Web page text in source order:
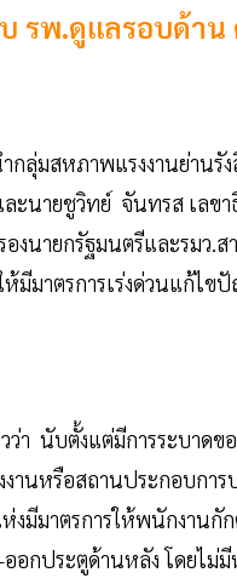
รพ.ดูแลรอบด้าน
ลุ่มสหภาพแรงงานย่านรัง
ะนายชูวิทย์ จันทรส เลข
งนายกรัฐมนตรีและรมว.
มีมาตรการเร่งด่วนแก้ไข
า นับตั้งแต่มีการระบาดขอ
านหรือสถานประกอบการ
งมีมาตรการให้พนักงานกั
อกประตูด้านหลัง โดยไม่มี